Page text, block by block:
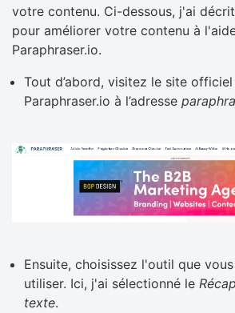
votre contenu. Ci-dessous, j'ai
pour améliorer votre contenu à
Paraphraser.io.
Tout d’abord, visitez le site
Paraphraser.io à l’adresse
Ensuite, choisissez l'outil que
utiliser. Ici, j'ai sélectionné le
texte.